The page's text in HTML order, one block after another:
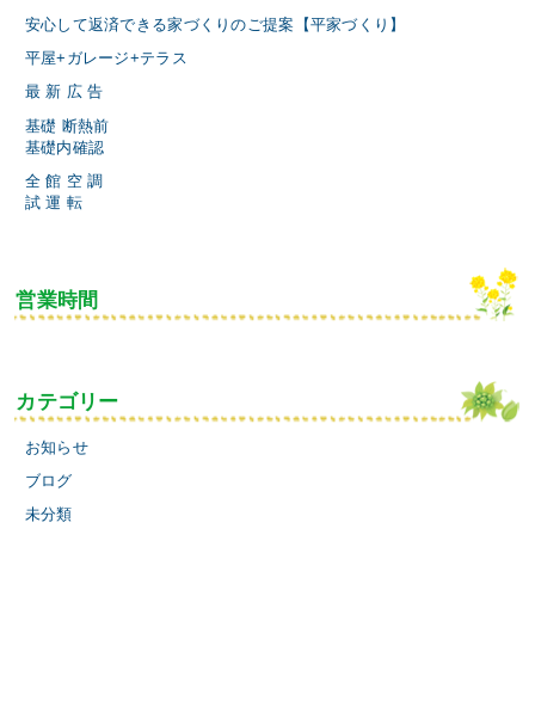
安心して返済できる家づくりのご提案【平家づくり】
平屋+ガレージ+テラス
最 新 広 告
基礎 断熱前
基礎内確認
全 館 空 調
試 運 転
営業時間
カテゴリー
お知らせ
ブログ
未分類